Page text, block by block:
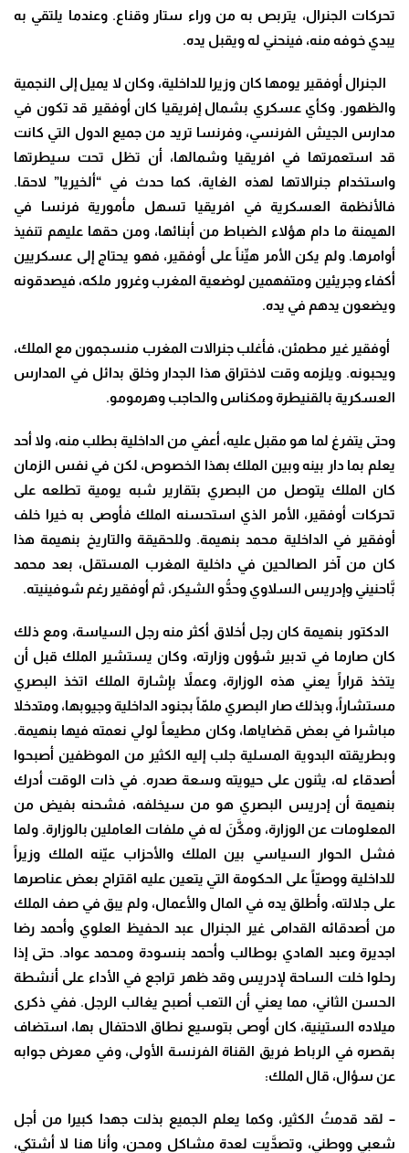
تحركات الجنرال، يتربص به من وراء ستار وقناع. وعندما يلتقي به
يبدي خوفه منه، فينحني له ويقبل يده.
الجنرال أوفقير يومها كان وزيرا للداخلية، وكان لا يميل إلى النجمية
والظهور. وكأي عسكري بشمال إفريقيا كان أوفقير قد تكون في
مدارس الجيش الفرنسي، وفرنسا تريد من جميع الدول التي كانت
قد استعمرتها في افريقيا وشمالها، أن تظل تحت سيطرتها
واستخدام جنرالاتها لهذه الغاية، كما حدث في “ألخيريا” لاحقا.
فالأنظمة العسكرية في افريقيا تسهل مأمورية فرنسا في
الهيمنة ما دام هؤلاء الضباط من أبنائها، ومن حقها عليهم تنفيذ
أوامرها. ولم يكن الأمر هيِّناً على أوفقير، فهو يحتاج إلى عسكريين
أكفاء وجريئين ومتفهمين لوضعية المغرب وغرور ملكه، فيصدقونه
ويضعون يدهم في يده.
أوفقير غير مطمئن، فأغلب جنرالات المغرب منسجمون مع الملك،
ويحبونه. ويلزمه وقت لاختراق هذا الجدار وخلق بدائل في المدارس
العسكرية بالقنيطرة ومكناس والحاجب وهرمومو.
وحتى يتفرغ لما هو مقبل عليه، أعفي من الداخلية بطلب منه، ولا أحد
يعلم بما دار بينه وبين الملك بهذا الخصوص، لكن في نفس الزمان
كان الملك يتوصل من البصري بتقارير شبه يومية تطلعه على
تحركات أوفقير، الأمر الذي استحسنه الملك فأوصى به خيرا خلف
أوفقير في الداخلية محمد بنهيمة. وللحقيقة والتاريخ بنهيمة هذا
كان من آخر الصالحين في داخلية المغرب المستقل، بعد محمد
بَّاحنيني وإدريس السلاوي وحدُّو الشيكر، ثم أوفقير رغم شوفينيته.
الدكتور بنهيمة كان رجل أخلاق أكثر منه رجل السياسة، ومع ذلك
كان صارما في تدبير شؤون وزارته، وكان يستشير الملك قبل أن
يتخذ قراراً يعني هذه الوزارة، وعملاً بإشارة الملك اتخذ البصري
مستشاراً، وبذلك صار البصري ملمّاً بجنود الداخلية وجيوبها، ومتدخلا
مباشرا في بعض قضاياها، وكان مطيعاً لولي نعمته فيها بنهيمة.
وبطريقته البدوية المسلية جلب إليه الكثير من الموظفين أصبحوا
أصدقاء له، يثنون على حيويته وسعة صدره. في ذات الوقت أدرك
بنهيمة أن إدريس البصري هو من سيخلفه، فشحنه بفيض من
المعلومات عن الوزارة، ومكَّنَ له في ملفات العاملين بالوزارة. ولما
فشل الحوار السياسي بين الملك والأحزاب عيّنه الملك وزيراً
للداخلية ووصيّاً على الحكومة التي يتعين عليه اقتراح بعض عناصرها
على جلالته، وأطلق يده في المال والأعمال، ولم يبق في صف الملك
من أصدقائه القدامى غير الجنرال عبد الحفيظ العلوي وأحمد رضا
اجديرة وعبد الهادي بوطالب وأحمد بنسودة ومحمد عواد. حتى إذا
رحلوا خلت الساحة لإدريس وقد ظهر تراجع في الأداء على أنشطة
الحسن الثاني، مما يعني أن التعب أصبح يغالب الرجل. ففي ذكرى
ميلاده الستينية، كان أوصى بتوسيع نطاق الاحتفال بها، استضاف
بقصره في الرباط فريق القناة الفرنسة الأولى، وفي معرض جوابه
عن سؤال، قال الملك:
– لقد قدمتُ الكثير، وكما يعلم الجميع بذلت جهدا كبيرا من أجل
شعبي ووطني، وتصدَّيت لعدة مشاكل ومحن، وأنا هنا لا أشتكي،